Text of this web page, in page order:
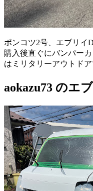
ポンコツ2号、エブリイ
購入後直ぐにバンパー
はミリタリーアウトドア
aokazu73 のエ